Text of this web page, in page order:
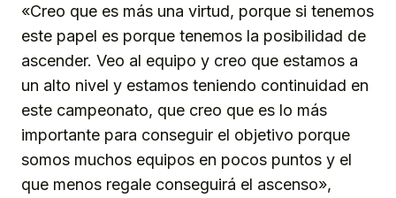
«Creo que es más una virtud, porque si tenemos
este papel es porque tenemos la posibilidad de
ascender. Veo al equipo y creo que estamos a
un alto nivel y estamos teniendo continuidad en
este campeonato, que creo que es lo más
importante para conseguir el objetivo porque
somos muchos equipos en pocos puntos y el
que menos regale conseguirá el ascenso»,